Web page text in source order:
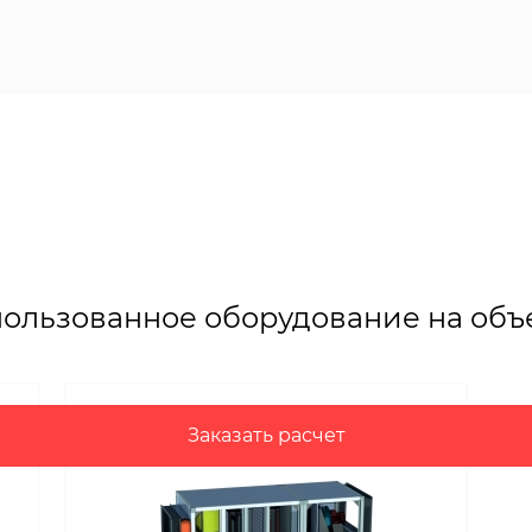
Заказать расчет
оборудование на